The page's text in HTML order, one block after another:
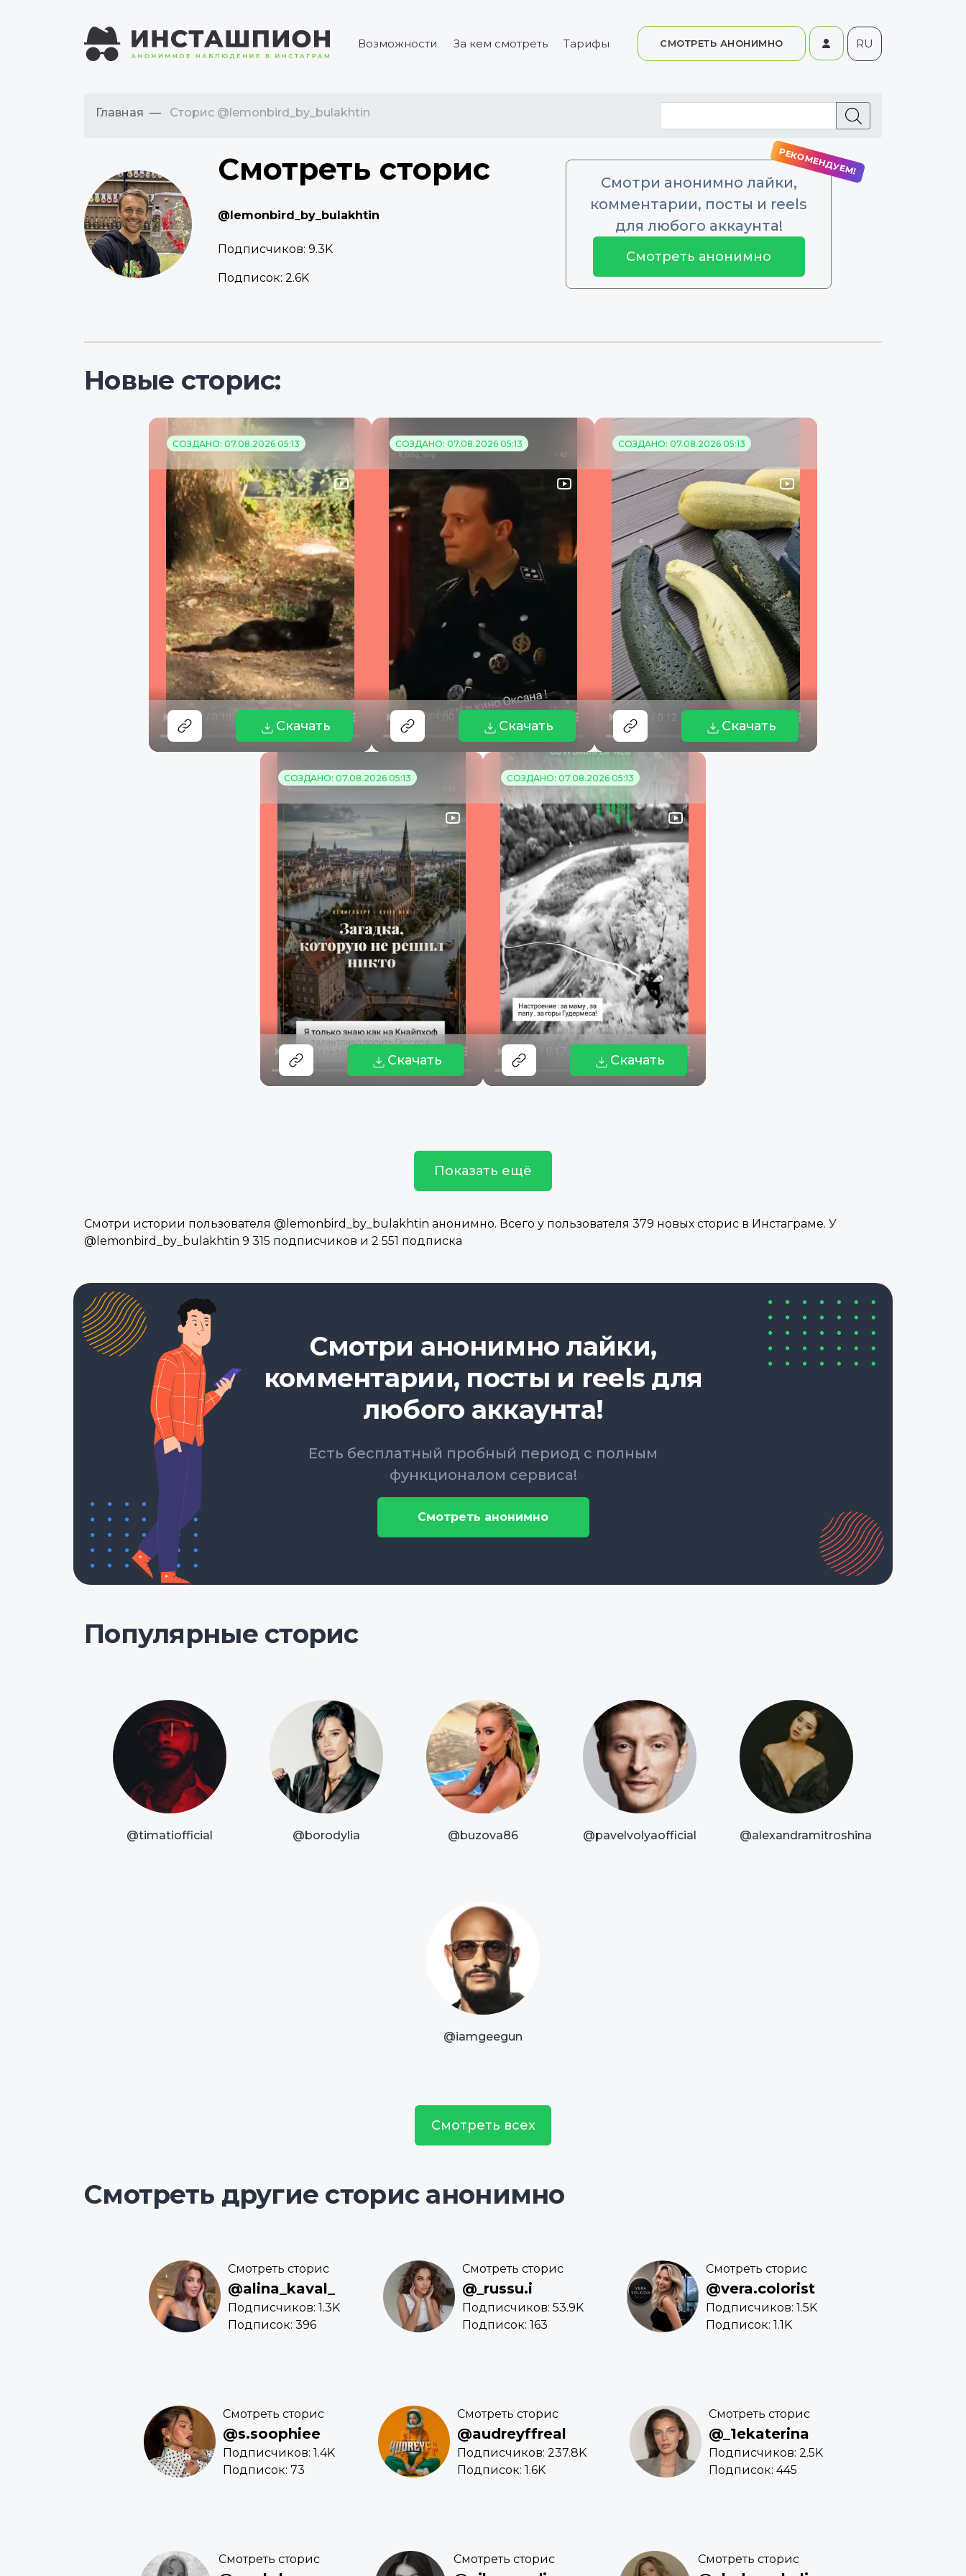
Возможности За кем смотреть Тарифы СМОТРЕТЬ АНОНИМНО RU
Главная Сторис @lemonbird_by_bulakhtin
Смотреть сторис
@lemonbird_by_bulakhtin
Подписчиков: 9.3K
Подписок: 2.6K
Смотри анонимно лайки,
комментарии, посты и reels
для любого аккаунта!
Смотреть анонимно
Новые сторис:
СОЗДАНО: 07.08.2026 05:13
Скачать
СОЗДАНО: 07.08.2026 05:13
Скачать
СОЗДАНО: 07.08.2026 05:13
Скачать
СОЗДАНО: 07.08.2026 05:13
Скачать
СОЗДАНО: 07.08.2026 05:13
Скачать
Показать ещё
Смотри истории пользователя @lemonbird_by_bulakhtin анонимно. Всего у пользователя 379 новых сторис в Инстаграме. У
@lemonbird_by_bulakhtin 9 315 подписчиков и 2 551 подписка
Смотри анонимно лайки,
комментарии, посты и reels для
любого аккаунта!
Есть бесплатный пробный период с полным
функционалом сервиса!
Смотреть анонимно
Популярные сторис
@timatiofficial @borodylia @buzova86 @pavelvolyaofficial @alexandramitroshina
@iamgeegun
Смотреть всех
Смотреть другие сторис анонимно
Смотреть сторис
@alina_kaval_
Подписчиков: 1.3K
Подписок: 396
Смотреть сторис
@_russu.i
Подписчиков: 53.9K
Подписок: 163
Смотреть сторис
@vera.colorist
Подписчиков: 1.5K
Подписок: 1.1K
Смотреть сторис
@s.soophiee
Подписчиков: 1.4K
Подписок: 73
Смотреть сторис
@audreyffreal
Подписчиков: 237.8K
Подписок: 1.6K
Смотреть сторис
@_1ekaterina
Подписчиков: 2.5K
Подписок: 445
Смотреть сторис Смотреть сторис Смотреть сторис